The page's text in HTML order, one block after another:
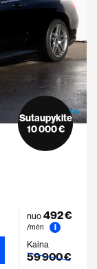
Sutaupykite
10 000 €
nuo 492 €
/mėn
i
Kaina
59 900 €